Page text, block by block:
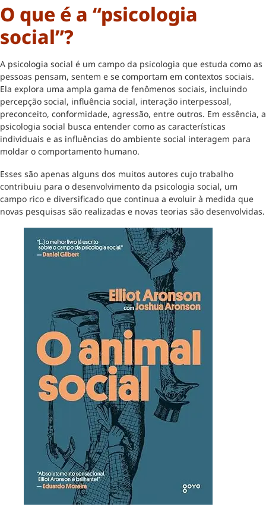
O que é a “psicologia
social”?
A psicologia social é um campo da psicologia que estuda como as
pessoas pensam, sentem e se comportam em contextos sociais.
Ela explora uma ampla gama de fenômenos sociais, incluindo
percepção social, influência social, interação interpessoal,
preconceito, conformidade, agressão, entre outros. Em essência, a
psicologia social busca entender como as características
individuais e as influências do ambiente social interagem para
moldar o comportamento humano.
Esses são apenas alguns dos muitos autores cujo trabalho
contribuiu para o desenvolvimento da psicologia social, um
campo rico e diversificado que continua a evoluir à medida que
novas pesquisas são realizadas e novas teorias são desenvolvidas.